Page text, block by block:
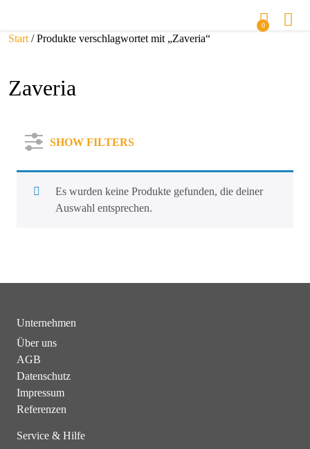
0
Start / Produkte verschlagwortet mit „Zaveria“
Zaveria
SHOW FILTERS
Es wurden keine Produkte gefunden, die deiner
Auswahl entsprechen.
Unternehmen
Über uns
AGB
Datenschutz
Impressum
Referenzen
Service & Hilfe